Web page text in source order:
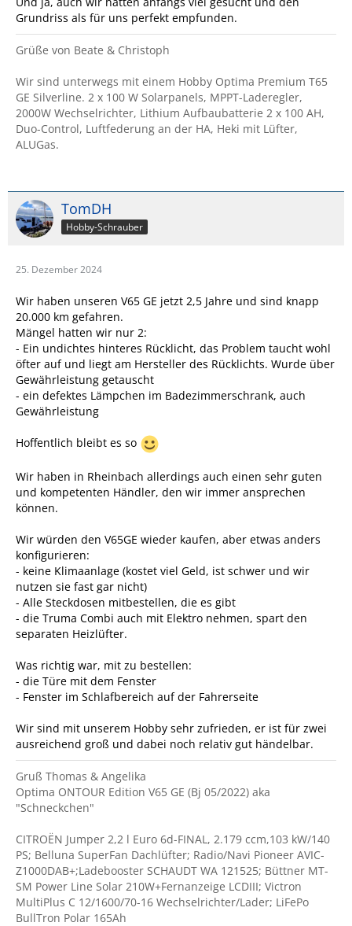
Grundriss als für uns perfekt empfunden.
Grüße von Beate & Christoph
Wir sind unterwegs mit einem Hobby Optima Premium T65
GE Silverline. 2 x 100 W Solarpanels, MPPT-Laderegler,
2000W Wechselrichter, Lithium Aufbaubatterie 2 x 100 AH,
Duo-Control, Luftfederung an der HA, Heki mit Lüfter,
ALUGas.
TomDH
Hobby-Schrauber
25. Dezember 2024
Wir haben unseren V65 GE jetzt 2,5 Jahre und sind knapp
20.000 km gefahren.
Mängel hatten wir nur 2:
- Ein undichtes hinteres Rücklicht, das Problem taucht wohl
öfter auf und liegt am Hersteller des Rücklichts. Wurde über
Gewährleistung getauscht
- ein defektes Lämpchen im Badezimmerschrank, auch
Gewährleistung
Hoffentlich bleibt es so
Wir haben in Rheinbach allerdings auch einen sehr guten
und kompetenten Händler, den wir immer ansprechen
können.
Wir würden den V65GE wieder kaufen, aber etwas anders
konfigurieren:
- keine Klimaanlage (kostet viel Geld, ist schwer und wir
nutzen sie fast gar nicht)
- Alle Steckdosen mitbestellen, die es gibt
- die Truma Combi auch mit Elektro nehmen, spart den
separaten Heizlüfter.
Was richtig war, mit zu bestellen:
- die Türe mit dem Fenster
- Fenster im Schlafbereich auf der Fahrerseite
Wir sind mit unserem Hobby sehr zufrieden, er ist für zwei
ausreichend groß und dabei noch relativ gut händelbar.
Gruß Thomas & Angelika
Optima ONTOUR Edition V65 GE (Bj 05/2022) aka
"Schneckchen"
CITROËN Jumper 2,2 l Euro 6d-FINAL, 2.179 ccm,103 kW/140
PS; Belluna SuperFan Dachlüfter; Radio/Navi Pioneer AVIC-
Z1000DAB+;Ladebooster SCHAUDT WA 121525; Büttner MT-
SM Power Line Solar 210W+Fernanzeige LCDIII; Victron
MultiPlus C 12/1600/70-16 Wechselrichter/Lader; LiFePo
BullTron Polar 165Ah